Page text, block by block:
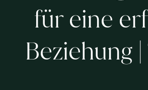
für eine
Beziehung |